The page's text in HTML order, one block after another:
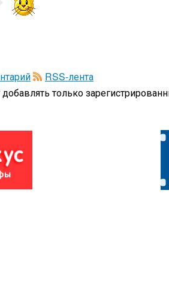
RSS-лента
только